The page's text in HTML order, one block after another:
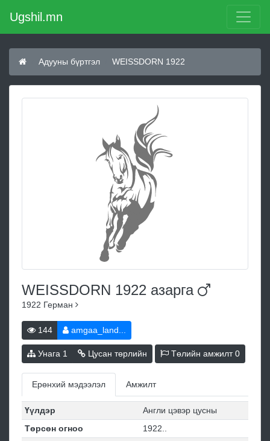
Ugshil.mn
Адууны бүртгэл WEISSDORN 1922
WEISSDORN 1922 азарга
1922 Герман
144 amgaa_land...
Унага 1 Цусан төрлийн Төлийн амжилт0
Ерөнхий мэдээлэл Амжилт
Үүлдэр
Англи цэвэр цусны
Төрсөн огноо
1922..